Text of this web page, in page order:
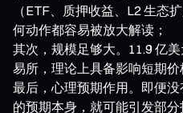
（ETF、质押收益、L2 生态
何动作都容易被放大解读；
其次，规模足够大。11.9 亿
易所，理论上具备影响短期价
最后，心理预期作用。即便
的预期本身，就可能引发部分